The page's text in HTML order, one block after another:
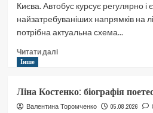
треба
знати
Києва. Автобус курсує регулярно і
найзатребуваніших напрямків на
потрібна актуальна схема...
Читати даліДокладніше
Київ:
онлайн
Інше
Ліна Костенко: біографія
Валентина Торомченко 05.08.2026